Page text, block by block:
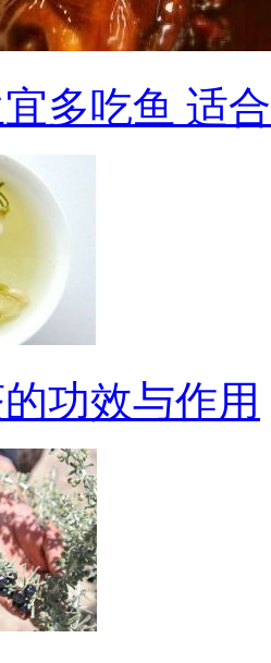
多吃鱼 适
功效与作用